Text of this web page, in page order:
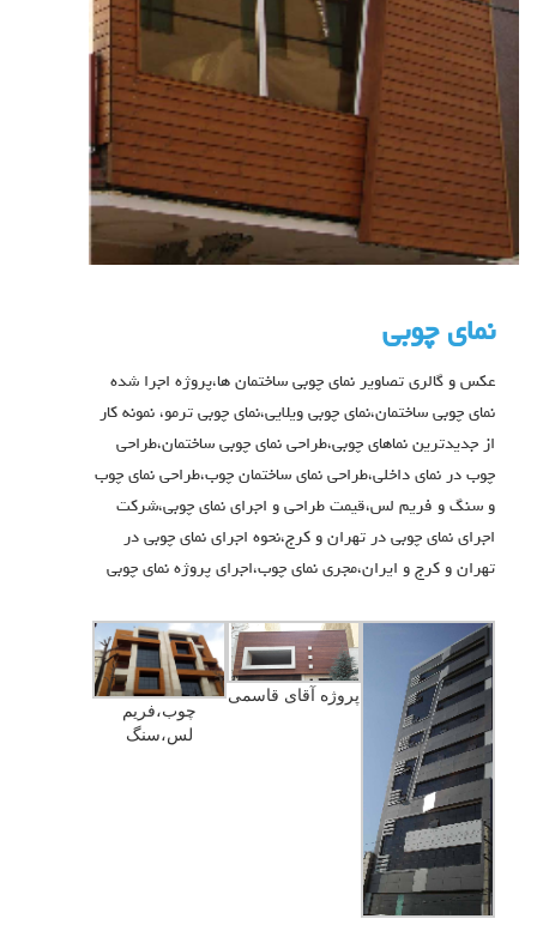
نمای چوبی
عکس و گالری تصاویر نمای چوبی ساختمان ها،پروژه اجرا شده
نمای چوبی ساختمان،نمای چوبی ویلایی،نمای چوبی ترمو، نمونه کار
از جدیدترین نماهای چوبی،طراحی نمای چوبی ساختمان،طراحی
چوب در نمای داخلی،طراحی نمای ساختمان چوب،طراحی نمای چوب
و سنگ و فریم لس،قیمت طراحی و اجرای نمای چوبی،شرکت
اجرای نمای چوبی در تهران و کرج،نحوه اجرای نمای چوبی در
تهران و کرج و ایران،مجری نمای چوب،اجرای پروژه نمای چوبی
پروژه آقای قاسمی
چوب،فریم
لس،سنگ